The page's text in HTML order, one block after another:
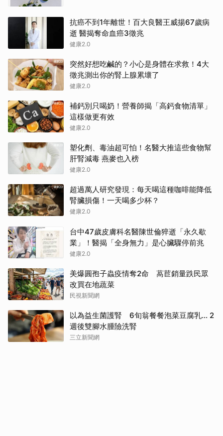
抗癌不到1年離世！百大良醫王威揚67歲病
逝 醫揭奪命血癌3徵兆
健康2.0
突然好想吃鹹的？小心是身體在求救！4大
徵兆測出你的腎上腺累壞了
健康2.0
補鈣別只喝奶！營養師揭「高鈣食物清單」
這樣做更有效
健康2.0
塑化劑、毒油超可怕！名醫大推這些食物幫
肝腎減毒 燕麥也入榜
健康2.0
超過萬人研究發現：每天喝這種咖啡能降低
腎臟損傷！一天喝多少杯？
健康2.0
台中47歲皮膚科名醫陳世倫猝逝「永久歇
業」！醫揭「全身無力」是心臟驟停前兆
健康2.0
美爆圓孢子蟲疫情奪2命 萵苣銷量跌民眾
改買在地蔬菜
民視新聞網
以為益生菌護腎 6旬翁餐餐泡菜豆腐乳... 2
週後雙腳水腫險洗腎
三立新聞網